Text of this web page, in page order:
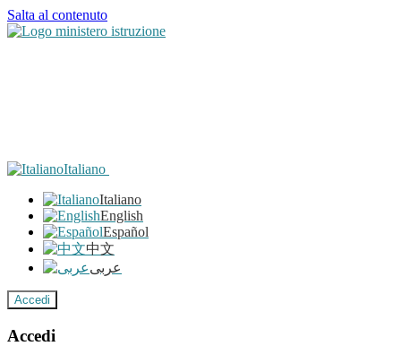
Salta al contenuto
Italiano
Italiano
English
Español
中文
عربى
Accedi
Accedi